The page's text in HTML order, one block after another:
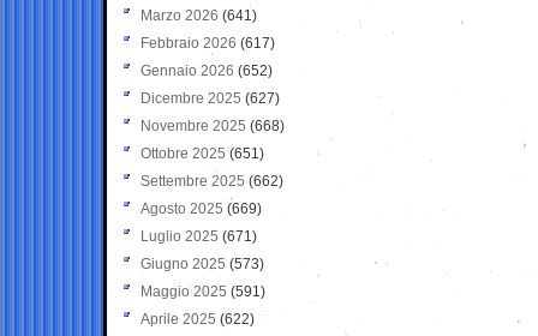
Marzo 2026 (641)
Febbraio 2026 (617)
Gennaio 2026 (652)
Dicembre 2025 (627)
Novembre 2025 (668)
Ottobre 2025 (651)
Settembre 2025 (662)
Agosto 2025 (669)
Luglio 2025 (671)
Giugno 2025 (573)
Maggio 2025 (591)
Aprile 2025 (622)